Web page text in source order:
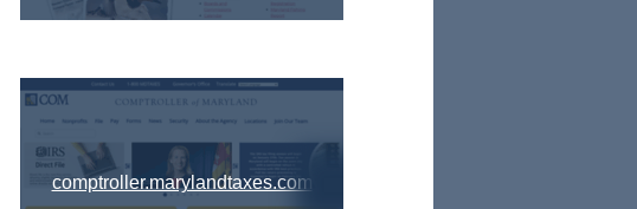
comptroller.marylandtaxes.com